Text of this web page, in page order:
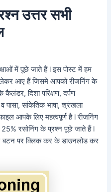
उत्तर सभी
में पूछे जाते हैं l इस पोस्ट में हम
लेकर आए हैं जिसमे आपको रीजनिंग के
दिशा परिक्षण, दर्पण
पासा, सांकेतिक भाषा, श्रंखला
आपके लिए महत्वपूर्ण है l रीजनिंग
रसोनिंग के प्रश्न पूछे जाते हैं l
बटन पर क्लिक कर के डाउनलोड कर